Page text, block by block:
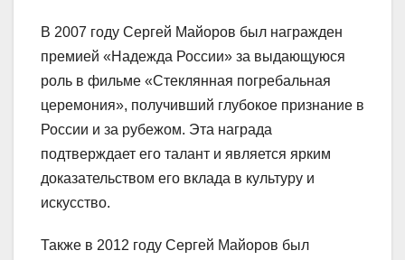
В 2007 году Сергей Майоров был награжден
премией «Надежда России» за выдающуюся
роль в фильме «Стеклянная погребальная
церемония», получивший глубокое признание в
России и за рубежом. Эта награда
подтверждает его талант и является ярким
доказательством его вклада в культуру и
искусство.
Также в 2012 году Сергей Майоров был